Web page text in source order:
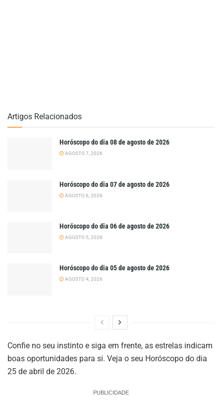
Artigos Relacionados
Horóscopo do dia 08 de agosto de 2026
AGOSTO 7, 2026
Horóscopo do dia 07 de agosto de 2026
AGOSTO 6, 2026
Horóscopo do dia 06 de agosto de 2026
AGOSTO 5, 2026
Horóscopo do dia 05 de agosto de 2026
AGOSTO 4, 2026
Confie no seu instinto e siga em frente, as estrelas indicam
boas oportunidades para si. Veja o seu Horóscopo do dia
25 de abril de 2026.
PUBLICIDADE